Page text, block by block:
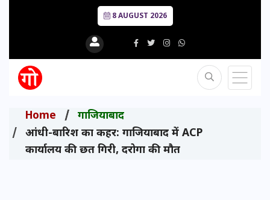
8 AUGUST 2026
Home
गाजियाबाद
आंधी-बारिश का कहर: गाजियाबाद में ACP
कार्यालय की छत गिरी, दरोगा की मौत